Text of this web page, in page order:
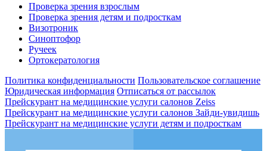
Проверка зрения взрослым
Проверка зрения детям и подросткам
Визотроник
Синоптофор
Ручеек
Ортокератология
Политика конфиденциальности Пользовательское соглашение
Юридическая информация Отписаться от рассылок
Прейскурант на медицинские услуги салонов Zeiss
Прейскурант на медицинские услуги салонов Зайди-увидишь
Прейскурант на медицинские услуги детям и подросткам